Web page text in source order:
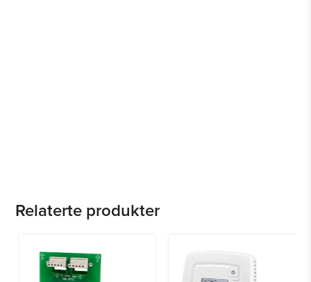
Relaterte produkter